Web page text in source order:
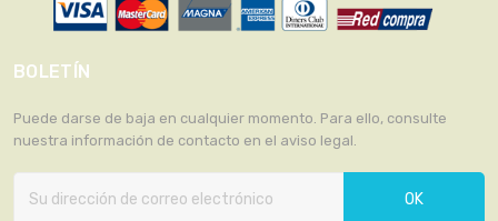
BOLETÍN
Puede darse de baja en cualquier momento. Para ello, consulte
nuestra información de contacto en el aviso legal.
OK